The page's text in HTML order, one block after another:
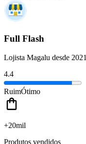
Full Flash
Lojista Magalu desde 2021
4.4
RuimÓtimo
+20mil
Produtos vendidos